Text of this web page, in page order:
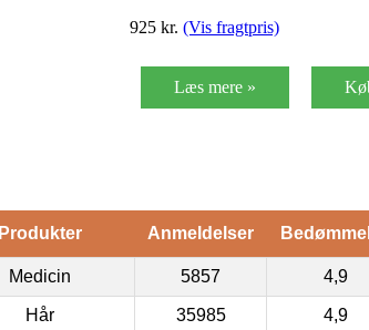
925 kr. (Vis fragtpris)
Læs mere »
Produkter Anmeldelser
Medicin 5857 4,9
Hår 35985 4,9